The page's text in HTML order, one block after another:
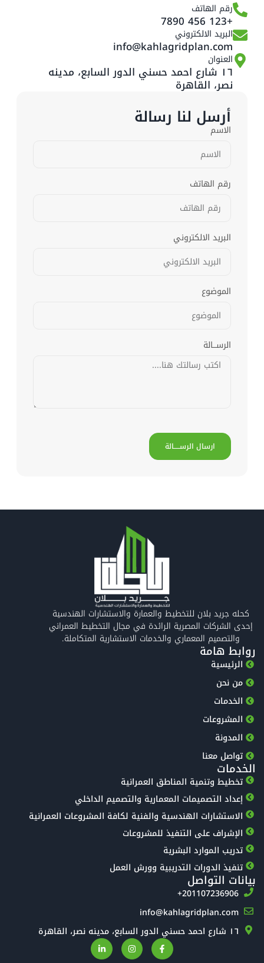
أرسل لنا رسالة
الاسم
رقم الهاتف
البريد الالكتروني
الموضوع
الرســـالة
ارسال الرســـــالة
رقم الهاتف
+123 456 7890
البريد الالكتروني
info@kahlagridplan.com
العنوان
١٦ شارع احمد حسني الدور السابع، مدينه
نصر، القاهرة
كحله جريد بلان للتخطيط والعمارة والاستشارات الهندسية
إحدى الشركات المصرية الرائدة في مجال التخطيط العمراني
والتصميم المعماري والخدمات الاستشارية المتكاملة.
روابط هامة
الرئيسية
من نحن
الخدمات
المشروعات
المدونة
تواصل معنا
الخدمات
تخطيط وتنمية المناطق العمرانية
إعداد التصميمات المعمارية والتصميم الداخلي
الاستشارات الهندسية والفنية لكافة المشروعات العمرانية
الإشراف على التنفيذ للمشروعات
تدريب الموارد البشرية
تنفيذ الدورات التدريبية وورش العمل
بيانات التواصل
‎+201107236906
info@kahlagridplan.com
١٦ شارع احمد حسني الدور السابع، مدينه نصر، القاهرة